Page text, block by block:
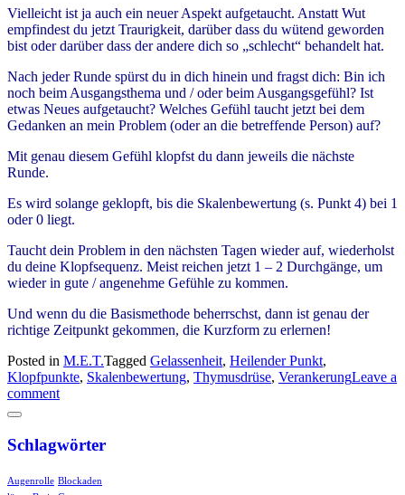
Vielleicht ist ja auch ein neuer Aspekt aufgetaucht. Anstatt Wut
empfindest du jetzt Traurigkeit, darüber dass du wütend geworden
bist oder darüber dass der andere dich so „schlecht“ behandelt hat.
Nach jeder Runde spürst du in dich hinein und fragst dich: Bin ich
noch beim Ausgangsthema und / oder beim Ausgangsgefühl? Ist
etwas Neues aufgetaucht? Welches Gefühl taucht jetzt bei dem
Gedanken an mein Problem (oder an die betreffende Person) auf?
Mit genau diesem Gefühl klopfst du dann jeweils die nächste
Runde.
Es wird solange geklopft, bis die Skalenbewertung (s. Punkt 4) bei 1
oder 0 liegt.
Taucht dein Problem in den nächsten Tagen wieder auf, wiederholst
du deine Klopfsequenz. Meist reichen jetzt 1 – 2 Durchgänge, um
wieder in gute / angenehme Gefühle zu kommen.
Und wenn du die Basismethode beherrschst, dann ist genau der
richtige Zeitpunkt gekommen, die Kurzform zu erlernen!
Posted in M.E.T.Tagged Gelassenheit, Heilender Punkt,
Klopfpunkte, Skalenbewertung, Thymusdrüse, VerankerungLeave a
comment
Schlagwörter
Augenrolle Blockaden